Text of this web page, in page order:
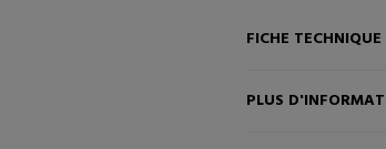
FICHE TECHNIQUE
PLUS
AJOUTER AU PANIER